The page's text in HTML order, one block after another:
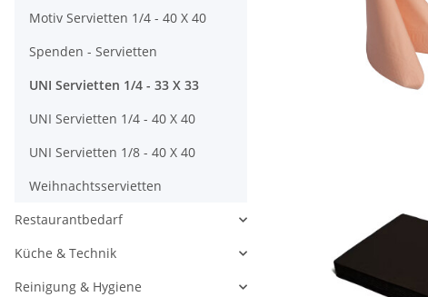
Motiv Servietten 1/4 - 40 X 40
Spenden - Servietten
UNI Servietten 1/4 - 33 X 33
UNI Servietten 1/4 - 40 X 40
UNI Servietten 1/8 - 40 X 40
Weihnachtsservietten
Restaurantbedarf
Küche & Technik
Reinigung & Hygiene